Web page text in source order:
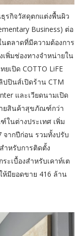
รกิจวัสดุตกแต่งพื้นผิว
Business) ต่อ
นตลาดที่มีความต้องการ
พิ่มช่องทางจำหน่ายใน
เปิด COTTO LiFE
ปปินส์เปิดร้าน CTM
และเวียดนามเปิด
ายสินค้าสุขภัณฑ์กว่า
ในต่างประเทศ เพิ่ม
ากปีก่อน รวมทั้งปรับ
ำหรับการติดตั้ง
ะเบื้องสำหรับเคาท์เต
มียอดขาย 416 ล้าน